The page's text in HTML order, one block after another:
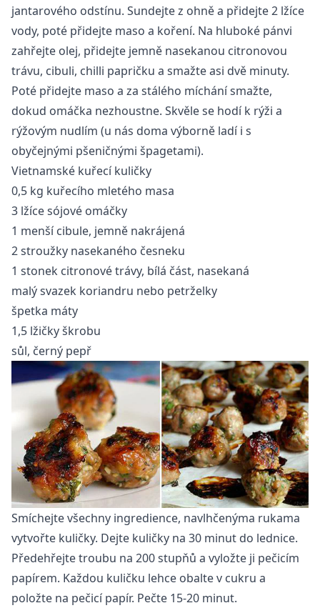
jantarového odstínu. Sundejte z ohně a přidejte 2 lžíce
vody, poté přidejte maso a koření. Na hluboké pánvi
zahřejte olej, přidejte jemně nasekanou citronovou
trávu, cibuli, chilli papričku a smažte asi dvě minuty.
Poté přidejte maso a za stálého míchání smažte,
dokud omáčka nezhoustne. Skvěle se hodí k rýži a
rýžovým nudlím (u nás doma výborně ladí i s
obyčejnými pšeničnými špagetami).
Vietnamské kuřecí kuličky
0,5 kg kuřecího mletého masa
3 lžíce sójové omáčky
1 menší cibule, jemně nakrájená
2 stroužky nasekaného česneku
1 stonek citronové trávy, bílá část, nasekaná
malý svazek koriandru nebo petrželky
špetka máty
1,5 lžičky škrobu
sůl, černý pepř
Smíchejte všechny ingredience, navlhčenýma rukama
vytvořte kuličky. Dejte kuličky na 30 minut do lednice.
Předehřejte troubu na 200 stupňů a vyložte ji pečicím
papírem. Každou kuličku lehce obalte v cukru a
položte na pečicí papír. Pečte 15-20 minut.